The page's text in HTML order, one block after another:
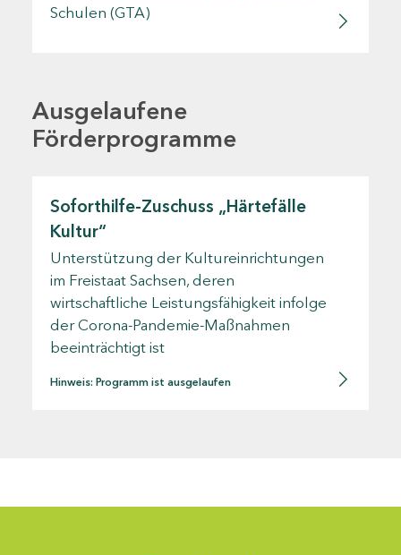
Schulen (GTA)
Ausgelaufene
Förderprogramme
Soforthilfe-Zuschuss „Härtefälle
Kultur“
Unterstützung der Kultureinrichtungen
im Freistaat Sachsen, deren
wirtschaftliche Leistungsfähigkeit infolge
der Corona-Pandemie-Maßnahmen
beeinträchtigt ist
Hinweis: Programm ist ausgelaufen